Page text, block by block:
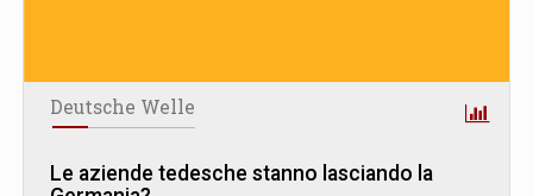
Deutsche Welle
Le aziende tedesche stanno lasciando la